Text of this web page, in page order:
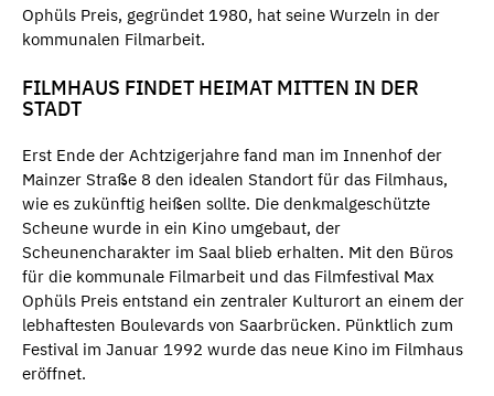
Ophüls Preis, gegründet 1980, hat seine Wurzeln in der
kommunalen Filmarbeit.
FILMHAUS FINDET HEIMAT MITTEN IN DER
STADT
Erst Ende der Achtzigerjahre fand man im Innenhof der
Mainzer Straße 8 den idealen Standort für das Filmhaus,
wie es zukünftig heißen sollte. Die denkmalgeschützte
Scheune wurde in ein Kino umgebaut, der
Scheunencharakter im Saal blieb erhalten. Mit den Büros
für die kommunale Filmarbeit und das Filmfestival Max
Ophüls Preis entstand ein zentraler Kulturort an einem der
lebhaftesten Boulevards von Saarbrücken. Pünktlich zum
Festival im Januar 1992 wurde das neue Kino im Filmhaus
eröffnet.